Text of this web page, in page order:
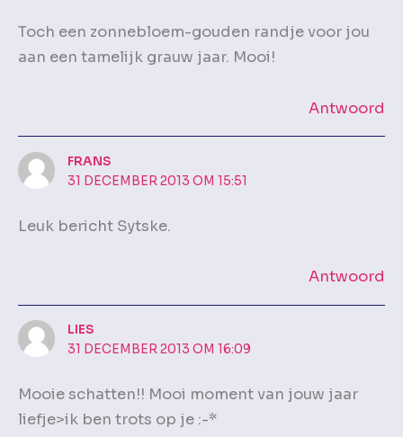
Toch een zonnebloem-gouden randje voor jou
aan een tamelijk grauw jaar. Mooi!
Antwoord
FRANS
31 DECEMBER 2013 OM 15:51
Leuk bericht Sytske.
Antwoord
LIES
31 DECEMBER 2013 OM 16:09
Mooie schatten!! Mooi moment van jouw jaar
liefje>ik ben trots op je :-*